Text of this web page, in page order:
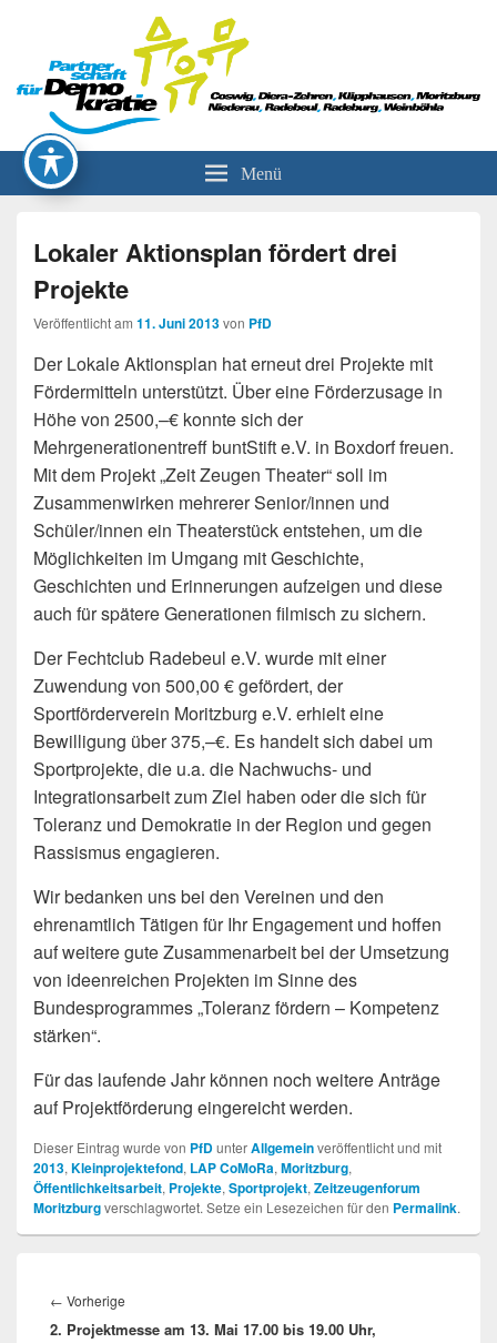
Partnerschaft für Demokratie
Menü
Lokaler Aktionsplan fördert drei
Projekte
Veröffentlicht am 11. Juni 2013von PfD
Der Lokale Aktionsplan hat erneut drei Projekte mit
Fördermitteln unterstützt. Über eine Förderzusage in
Höhe von 2500,–€ konnte sich der
Mehrgenerationentreff buntStift e.V. in Boxdorf freuen.
Mit dem Projekt „Zeit Zeugen Theater“ soll im
Zusammenwirken mehrerer Senior/innen und
Schüler/innen ein Theaterstück entstehen, um die
Möglichkeiten im Umgang mit Geschichte,
Geschichten und Erinnerungen aufzeigen und diese
auch für spätere Generationen filmisch zu sichern.
Der Fechtclub Radebeul e.V. wurde mit einer
Zuwendung von 500,00 € gefördert, der
Sportförderverein Moritzburg e.V. erhielt eine
Bewilligung über 375,–€. Es handelt sich dabei um
Sportprojekte, die u.a. die Nachwuchs- und
Integrationsarbeit zum Ziel haben oder die sich für
Toleranz und Demokratie in der Region und gegen
Rassismus engagieren.
Wir bedanken uns bei den Vereinen und den
ehrenamtlich Tätigen für Ihr Engagement und hoffen
auf weitere gute Zusammenarbeit bei der Umsetzung
von ideenreichen Projekten im Sinne des
Bundesprogrammes „Toleranz fördern – Kompetenz
stärken“.
Für das laufende Jahr können noch weitere Anträge
auf Projektförderung eingereicht werden.
Dieser Eintrag wurde von PfDunterAllgemeinveröffentlicht und mit
2013, Kleinprojektefond, LAP CoMoRa, Moritzburg,
Öffentlichkeitsarbeit, Projekte, Sportprojekt, Zeitzeugenforum
Moritzburgverschlagwortet. Setze ein Lesezeichen für den Permalink.
← Vorherige
Beitrag:
2. Projektmesse am 13. Mai 17.00 bis 19.00 Uhr,